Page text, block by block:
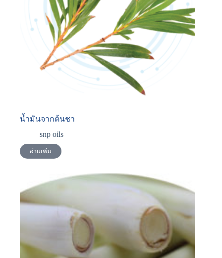
น้ำมันจากต้นชา
snp oils
อ่านเพิ่ม